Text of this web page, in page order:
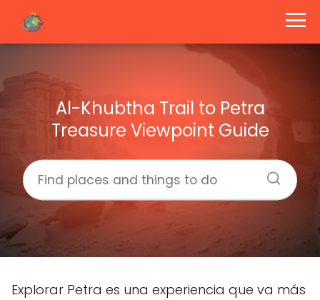
Al-Khubtha Trail to Petra
Treasure Viewpoint Guide
Explorar Petra es una experiencia que va más